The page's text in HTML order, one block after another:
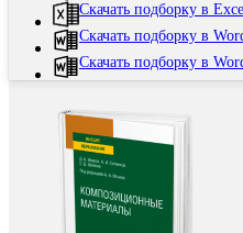
Скачать подборку в
Скачать подборку в
Скачать подборку в